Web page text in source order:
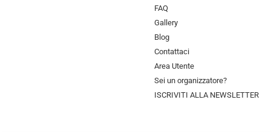
FAQ
Gallery
Blog
Contattaci
Area Utente
Sei un organizzatore?
ISCRIVITI ALLA NEWSLETTER